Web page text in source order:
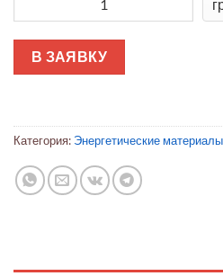
В ЗАЯВКУ
Категория: Энергетические материалы